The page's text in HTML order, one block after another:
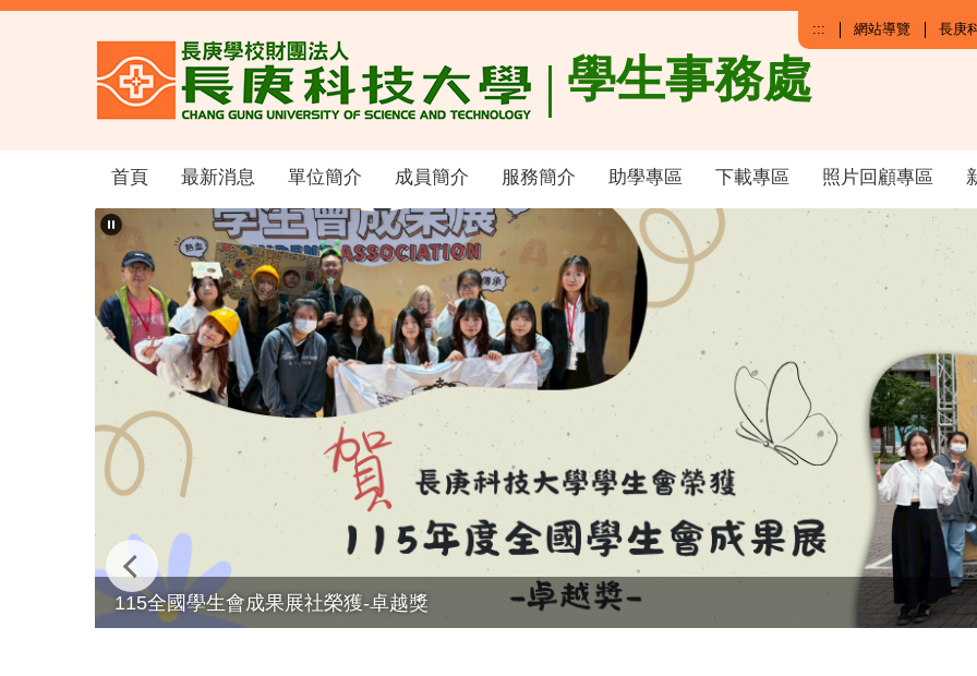
跳
學生事務處
::: 網站導覽 長庚
首頁 最新消息 單位簡介 成員簡介 服務簡介 助學專區 下載專區 照片回顧專區
115全國學生會成果展社榮獲-卓越獎